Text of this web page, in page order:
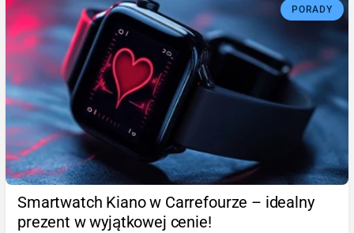
PORADY
Smartwatch Kiano w Carrefourze – idealny
prezent w wyjątkowej cenie!